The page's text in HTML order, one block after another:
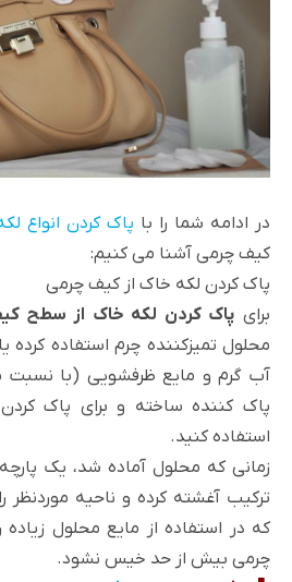
در ادامه شما را با پاک کردن انواع
کیف چرمی آشنا می کنیم:
پاک کردن لکه خاک از کیف چرمی
برای پاک کردن لکه خاک از سطح
محلول تمیزکننده چرم استفاده کرده
آب گرم و مایع ظرفشویی (با
پاک کننده ساخته و برای پاک
استفاده کنید.
زمانی که محلول آماده شد، یک
ترکیب آغشته کرده و ناحیه موردنظر
که در استفاده از مایع محلول
چرمی بیش از حد خیس نشود.